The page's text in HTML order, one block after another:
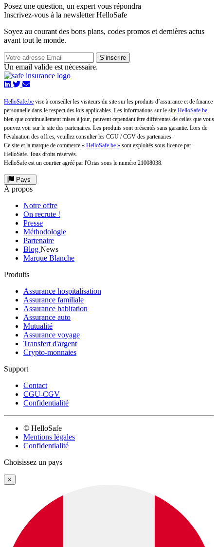
Posez une question, un expert vous répondra
Inscrivez-vous à la newsletter HelloSafe
Soyez au courant des bons plans, codes promos et dernières actus
avant tout le monde.
S’inscrire
Un email valide est nécessaire.
HelloSafe.be vise à conseiller les visiteurs du site sur les produits d’assurance et de finance
personnelle dans le respect des lois applicables. Les informations sur le site HelloSafe.be,
bien que continuellement mises à jour, peuvent cependant être différentes de celles que vous
pouvez voir sur le site des partenaires. Les produits sont présentés sans garantie. Lors de
l'évaluation des offres, veuillez consulter les CGU / CGV des partenaires.
Ce site et la marque de commerce « HelloSafe.be » sont exploités sous licence par
HelloSafe. Tous droits réservés.
HelloSafe est un courtier agréé par l'Orias sous le numéro 21008038.
Pays
À propos
Notre offre
On recrute !
Presse
Méthodologie
Partenaire
Blog News
Marque Blanche
Produits
Assurance hospitalisation
Assurance familiale
Assurance habitation
Assurance auto
Mutualité
Assurance voyage
Transfert d'argent
Crypto-monnaies
Support
Contact
CGU-CGV
Confidentialité
© HelloSafe
Mentions légales
Confidentialité
Choisissez un pays
×